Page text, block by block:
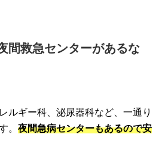
救急センターがあるな
ルギー科、泌尿器科など、一通り
。 夜間急病センターもあるので安